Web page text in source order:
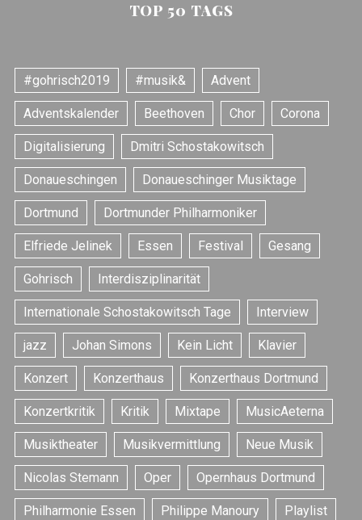
TOP 50 TAGS
#gohrisch2019 #musik& Advent
Adventskalender Beethoven Chor Corona
Digitalisierung Dmitri Schostakowitsch
Donaueschingen Donaueschinger Musiktage
Dortmund Dortmunder Philharmoniker
Elfriede Jelinek Essen Festival Gesang
Gohrisch Interdisziplinarität
Internationale Schostakowitsch Tage Interview
jazz Johan Simons Kein Licht Klavier
Konzert Konzerthaus Konzerthaus Dortmund
Konzertkritik Kritik Mixtape MusicAeterna
Musiktheater Musikvermittlung Neue Musik
Nicolas Stemann Oper Opernhaus Dortmund
Philharmonie Essen Philippe Manoury Playlist